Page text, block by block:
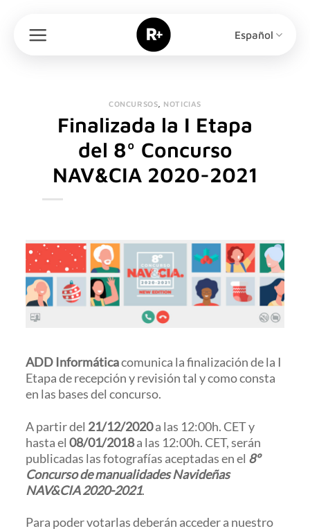
contenido
Español
CONCURSOS NOTICIAS
Finalizada la I Etapa
del 8º Concurso
NAV&CIA 2020-2021
ADD Informáticacomunica la finalización de la I
Etapa de recepción y revisión tal y como consta
en las bases del concurso.
A partir del 21/12/2020a las 12:00h. CET y
hasta el08/01/2018a las 12:00h. CET, serán
publicadas las fotografías aceptadas en el 8º
Concurso de manualidades Navideñas
NAV&CIA 2020-2021.
Para poder votarlas deberán acceder a nuestro